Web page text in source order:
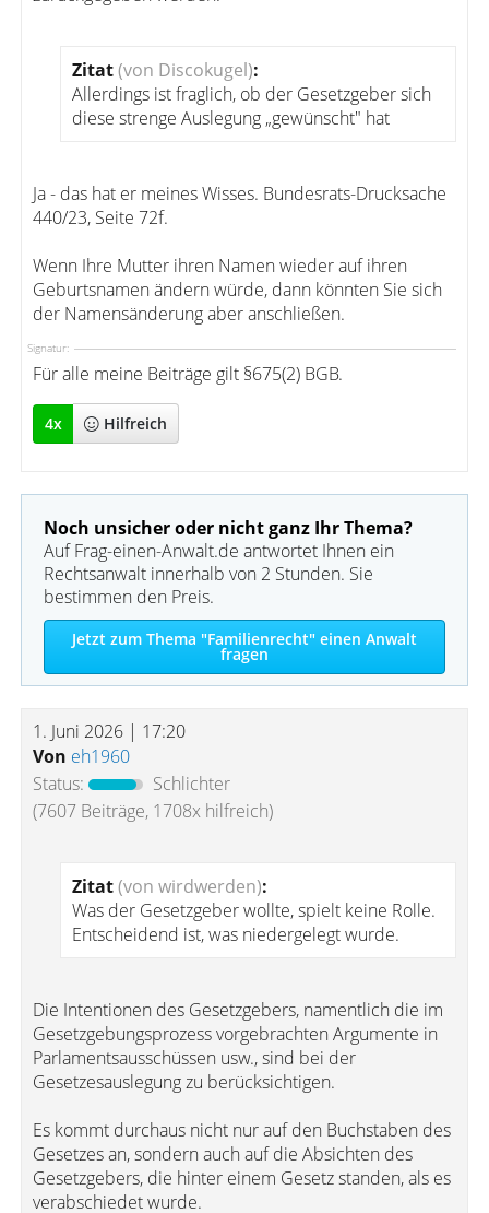
Zitat(von Discokugel):
Allerdings ist fraglich, ob der Gesetzgeber sich
diese strenge Auslegung „gewünscht" hat
Ja - das hat er meines Wisses. Bundesrats-Drucksache
440/23, Seite 72f.
Wenn Ihre Mutter ihren Namen wieder auf ihren
Geburtsnamen ändern würde, dann könnten Sie sich
der Namensänderung aber anschließen.
Signatur:
Für alle meine Beiträge gilt §675(2) BGB.
4x Hilfreich
Noch unsicher oder nicht ganz Ihr Thema?
Auf Frag-einen-Anwalt.de antwortet Ihnen ein
Rechtsanwalt innerhalb von 2 Stunden. Sie
bestimmen den Preis.
Jetzt zum Thema "Familienrecht" einen Anwalt
fragen
1. Juni 2026 | 17:20
Von eh1960
Status:
Schlichter
(7607 Beiträge, 1708x hilfreich)
Zitat(von wirdwerden):
Was der Gesetzgeber wollte, spielt keine Rolle.
Entscheidend ist, was niedergelegt wurde.
Die Intentionen des Gesetzgebers, namentlich die im
Gesetzgebungsprozess vorgebrachten Argumente in
Parlamentsausschüssen usw., sind bei der
Gesetzesauslegung zu berücksichtigen.
Es kommt durchaus nicht nur auf den Buchstaben des
Gesetzes an, sondern auch auf die Absichten des
Gesetzgebers, die hinter einem Gesetz standen, als es
verabschiedet wurde.